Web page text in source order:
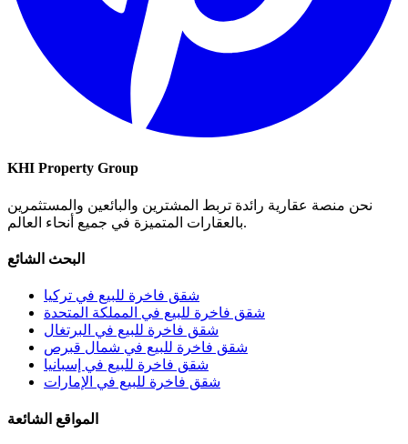
KHI Property Group
نحن منصة عقارية رائدة تربط المشترين والبائعين والمستثمرين
بالعقارات المتميزة في جميع أنحاء العالم.
البحث الشائع
شقق فاخرة للبيع في تركيا
شقق فاخرة للبيع في المملكة المتحدة
شقق فاخرة للبيع في البرتغال
شقق فاخرة للبيع في شمال قبرص
شقق فاخرة للبيع في إسبانيا
شقق فاخرة للبيع في الإمارات
المواقع الشائعة